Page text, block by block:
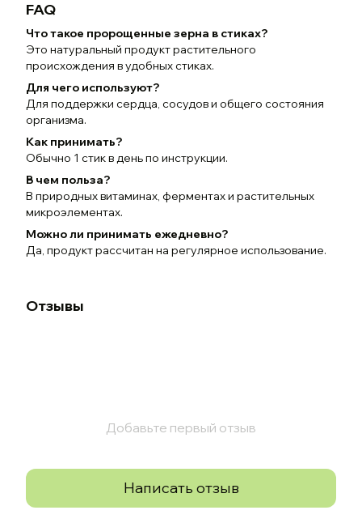
FAQ
Что такое пророщенные зерна в стиках?
Это натуральный продукт растительного
происхождения в удобных стиках.
Для чего используют?
Для поддержки сердца, сосудов и общего состояния
организма.
Как принимать?
Обычно 1 стик в день по инструкции.
В чем польза?
В природных витаминах, ферментах и растительных
микроэлементах.
Можно ли принимать ежедневно?
Да, продукт рассчитан на регулярное использование.
Отзывы
Добавьте первый отзыв
Написать отзыв